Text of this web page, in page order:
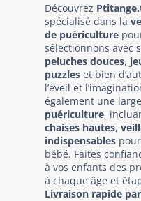
Découvrez
spécialisé dans la
de puériculture
sélectionnons avec
peluches douces,
puzzles et bien
l’éveil et
également une
puériculture,
chaises hautes,
indispensables
bébé. Faites
à vos enfants des
à chaque âge et
Livraison rapide